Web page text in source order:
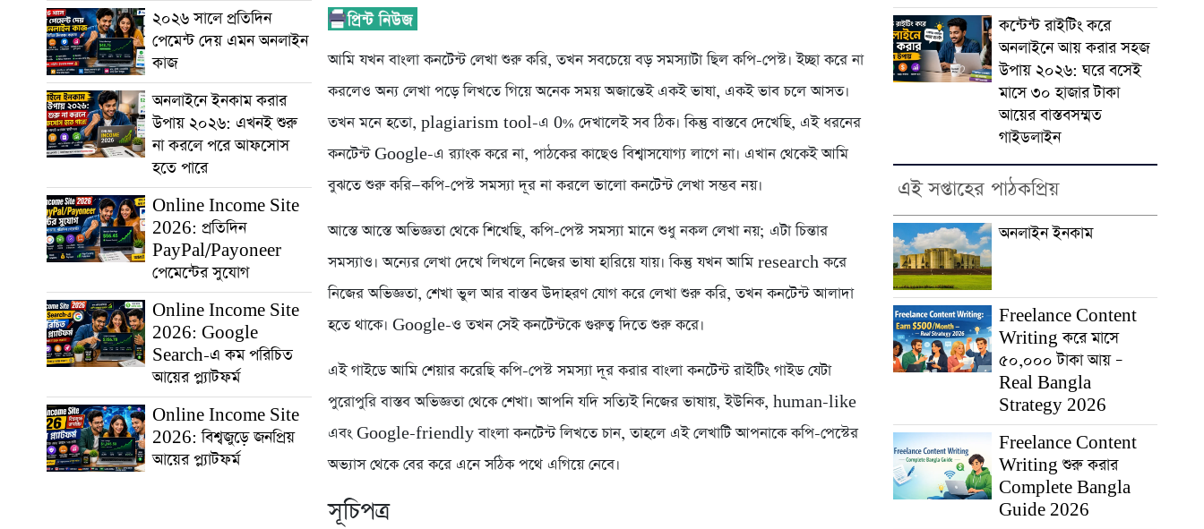
২০২৬ সালে প্রতিদিন
পেমেন্ট দেয় এমন অনলাইন
কাজ
অনলাইনে ইনকাম করার
উপায় ২০২৬: এখনই শুরু
না করলে পরে আফসোস
হতে পারে
Online Income Site
2026: প্রতিদিন
PayPal/Payoneer
পেমেন্টের সুযোগ
Online Income Site
2026: Google
Search-এ কম পরিচিত
আয়ের প্ল্যাটফর্ম
Online Income Site
2026: বিশ্বজুড়ে জনপ্রিয়
আয়ের প্ল্যাটফর্ম
আমি যখন বাংলা কনটেন্ট লেখা শুরু করি, তখন সবচেয়ে বড় সমস্যাটা ছিল কপি-পেস্ট। ইচ্ছা করে না
করলেও অন্য লেখা পড়ে লিখতে গিয়ে অনেক সময় অজান্তেই একই ভাষা, একই ভাব চলে আসত।
তখন মনে হতো, plagiarism tool-এ 0% দেখালেই সব ঠিক। কিন্তু বাস্তবে দেখেছি, এই ধরনের
কনটেন্ট Google-এ র‍্যাংক করে না, পাঠকের কাছেও বিশ্বাসযোগ্য লাগে না। এখান থেকেই আমি
বুঝতে শুরু করি—কপি-পেস্ট সমস্যা দূর না করলে ভালো কনটেন্ট লেখা সম্ভব নয়।
আস্তে আস্তে অভিজ্ঞতা থেকে শিখেছি, কপি-পেস্ট সমস্যা মানে শুধু নকল লেখা নয়; এটা চিন্তার
সমস্যাও। অন্যের লেখা দেখে লিখলে নিজের ভাষা হারিয়ে যায়। কিন্তু যখন আমি research করে
নিজের অভিজ্ঞতা, শেখা ভুল আর বাস্তব উদাহরণ যোগ করে লেখা শুরু করি, তখন কনটেন্ট আলাদা
হতে থাকে। Google-ও তখন সেই কনটেন্টকে গুরুত্ব দিতে শুরু করে।
এই গাইডে আমি শেয়ার করেছি কপি-পেস্ট সমস্যা দূর করার বাংলা কনটেন্ট রাইটিং গাইড যেটা
পুরোপুরি বাস্তব অভিজ্ঞতা থেকে শেখা। আপনি যদি সত্যিই নিজের ভাষায়, ইউনিক, human-like
এবং Google-friendly বাংলা কনটেন্ট লিখতে চান, তাহলে এই লেখাটি আপনাকে কপি-পেস্টের
অভ্যাস থেকে বের করে এনে সঠিক পথে এগিয়ে নেবে।
সূচিপত্র
কন্টেন্ট রাইটিং করে
অনলাইনে আয় করার সহজ
উপায় ২০২৬: ঘরে বসেই
মাসে ৩০ হাজার টাকা
আয়ের বাস্তবসম্মত
গাইডলাইন
এই সপ্তাহের পাঠকপ্রিয়
অনলাইন ইনকাম
Freelance Content
Writing করে মাসে
৫০,০০০ টাকা আয় –
Real Bangla
Strategy 2026
Freelance Content
Writing শুরু করার
Complete Bangla
Guide 2026